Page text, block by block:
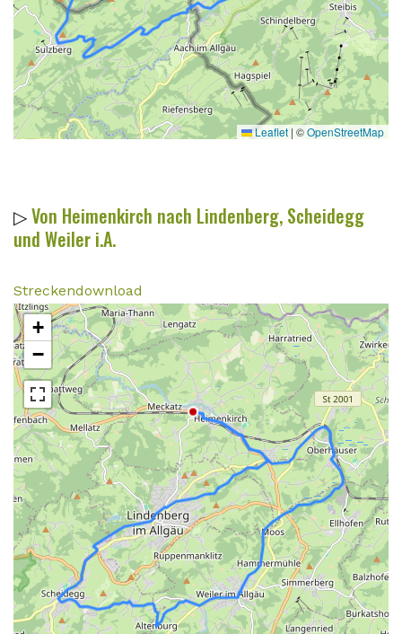
Leaflet | ©OpenStreetMap
▷Von Heimenkirch nach Lindenberg, Scheidegg
und Weiler i.A.
Streckendownload
+
−